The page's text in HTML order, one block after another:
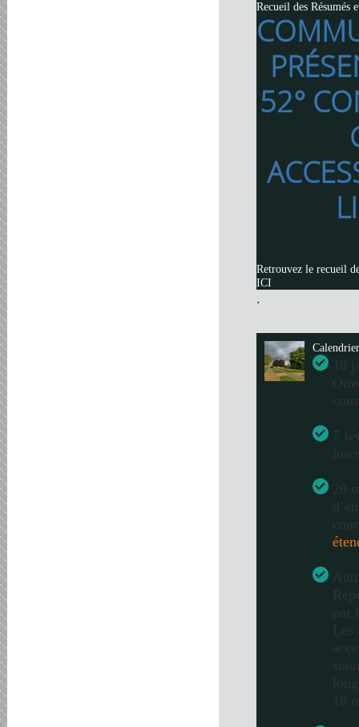
Recueil des Résumés
52°
Retrouvez le recueil
ICI
.
Calendrier
10
7
20
par
Les
18